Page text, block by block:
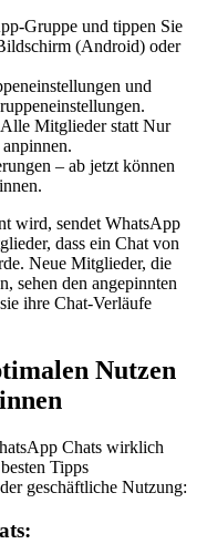
Gruppe und tippen Sie
(Android) oder
und
Mitglieder statt Nur
– ab jetzt können
wird, sendet WhatsApp
dass ein Chat von
Neue Mitglieder, die
sehen den angepinnten
ihre Chat-Verläufe
Nutzen
Chats wirklich
Tipps
geschäftliche Nutzung: